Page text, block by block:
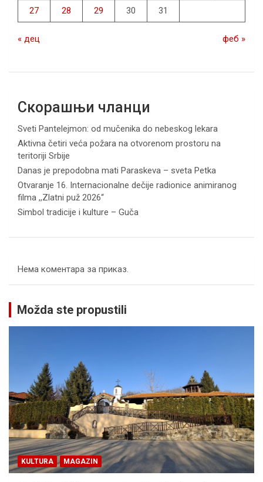
27 28 29 30 31
« дец феб »
Скорашњи чланци
Sveti Pantelejmon: od mučenika do nebeskog lekara
Aktivna četiri veća požara na otvorenom prostoru na
teritoriji Srbije
Danas je prepodobna mati Paraskeva – sveta Petka
Otvaranje 16. Internacionalne dečije radionice animiranog
filma ,,Zlatni puž 2026“
Simbol tradicije i kulture – Guča
Нема коментара за приказ.
Možda ste propustili
KULTURA MAGAZIN